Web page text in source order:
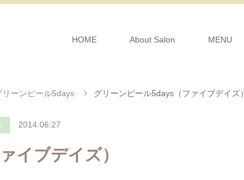
HOME About Salon MENU
リーンピール5days グリーンピール5days（ファイブデイズ）
2014.06.27
イブデイズ）